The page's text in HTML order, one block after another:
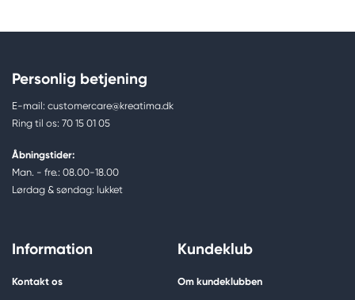
Personlig betjening
E-mail: customercare@kreatima.dk
Ring til os: 70 15 01 05
Åbningstider:
Man. - fre.: 08.00-18.00
Lørdag & søndag: lukket
Information
Kontakt os
Kundeklub
Om kundeklubben